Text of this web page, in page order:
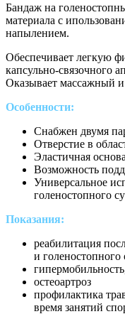
Бандаж на
материала с
напылением.
Обеспечивает легкую
капсульно-связочного
Оказывает массажный
Особенности:
Снабжен двумя
Отверстие в
Эластичная основа
Возможность
Универсальное
голеностопного
Показания:
реабилитация
и голеностопного
остеоартроз
профилактика
время занятий